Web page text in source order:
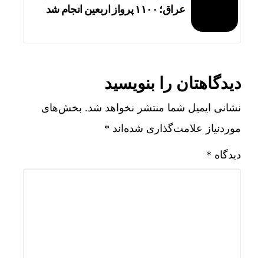
عراق؛ ۱۱۰۰ پرواز اربعین انجام شد
دیدگاهتان را بنویسید
نشانی ایمیل شما منتشر نخواهد شد. بخش‌های
موردنیاز علامت‌گذاری شده‌اند *
دیدگاه *